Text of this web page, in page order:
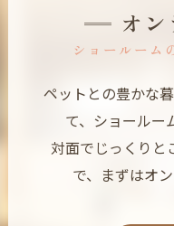
ショールーム
オ
ペットとの豊かな
て、ショールー
対面でじっくりと
で、まずはオ